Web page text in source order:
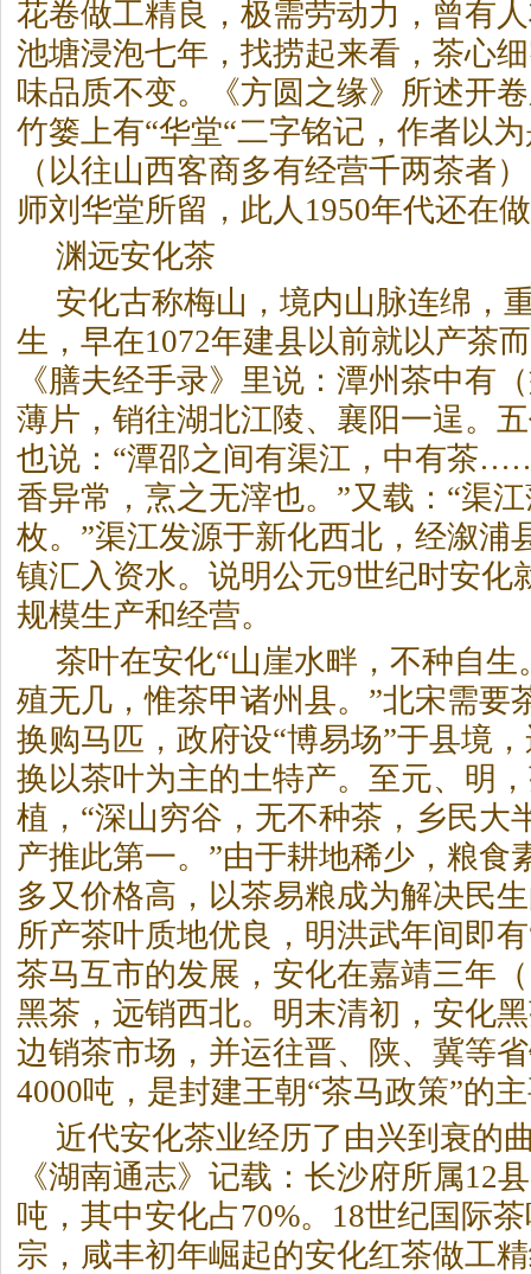
花卷做工精良，极需劳动力，曾有
池塘浸泡七年，找捞起来看，茶心
味品质不变。《方圆之缘》所述开
竹篓上有“华堂“二字铭记，作者以
（以往山西客商多有经营千两茶者
师刘华堂所留，此人1950年代还在
渊远安化茶
安化古称梅山，境内山脉连绵，
生，早在1072年建县以前就以产茶
《膳夫经手录》里说：潭州茶中有
薄片，销往湖北江陵、襄阳一逞。
也说：“潭邵之间有渠江，中有茶
香异常，烹之无滓也。”又载：“渠
枚。”渠江发源于新化西北，经溆浦
镇汇入资水。说明公元9世纪时安化
规模生产和经营。
茶叶在安化“山崖水畔，不种自生
殖无几，惟茶甲诸州县。”北宋需要
换购马匹，政府设“博易场”于县境
换以茶叶为主的土特产。至元、明
植，“深山穷谷，无不种茶，乡民大
产推此第一。”由于耕地稀少，粮食
多又价格高，以茶易粮成为解决民
所产茶叶质地优良，明洪武年间即
茶马互市的发展，安化在嘉靖三年
黑茶 ，远销西北。明末清初，安化
边销茶市场，并运往晋、陕、冀等
4000吨，是封建王朝“茶马政策”的
近代安化茶业经历了由兴到衰的
《湖南通志》记载：长沙府所属12
吨，其中安化占70%。18世纪国际
宗，咸丰初年崛起的安化红茶做工